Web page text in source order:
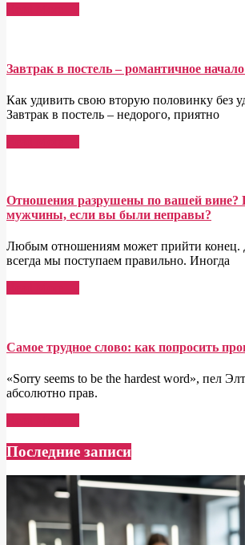
Завтрак в постель – романтичное
Как удивить свою вторую половинку без
Завтрак в постель – недорого, приятно
Отношения разрушены по вашей вине?
мужчины, если вы были неправы?
Любым отношениям может прийти конец.
всегда мы поступаем правильно. Иногда
Самое трудное слово: как попросить
«Sorry seems to be the hardest word», пел
абсолютно прав.
Последние записи